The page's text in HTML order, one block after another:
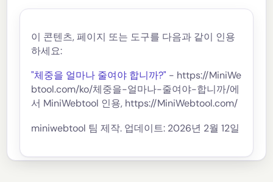
이 콘텐츠, 페이지 또는 도구를 다음과 같이 인용
하세요:
"체중을 얼마나 줄여야 합니까?" - https://MiniWe
btool.com/ko/체중을-얼마나-줄여야-합니까/에
서 MiniWebtool 인용, https://MiniWebtool.com/
miniwebtool 팀 제작. 업데이트: 2026년 2월 12일